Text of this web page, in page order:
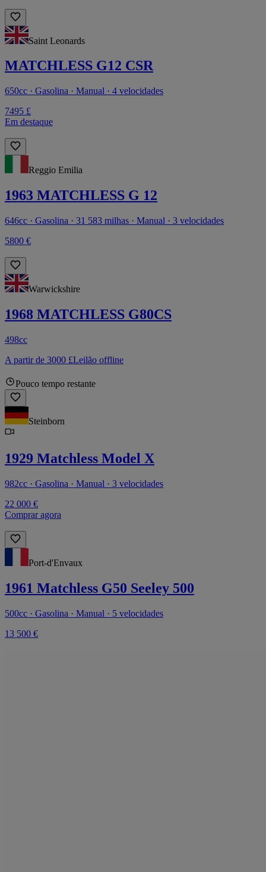
Saint Leonards
MATCHLESS G12 CSR
650cc · Gasolina · Manual · 4 velocidades
7495 £
Em destaque
Reggio Emilia
1963 MATCHLESS G 12
646cc · Gasolina · 31 583 milhas · Manual · 3 velocidades
5800 €
Warwickshire
1968 MATCHLESS G80CS
498cc
A partir de 3000 £Leilão offline
Pouco tempo restante
Steinborn
1929 Matchless Model X
982cc · Gasolina · Manual · 3 velocidades
22 000 €
Comprar agora
Port-d'Envaux
1961 Matchless G50 Seeley 500
500cc · Gasolina · Manual · 5 velocidades
13 500 €